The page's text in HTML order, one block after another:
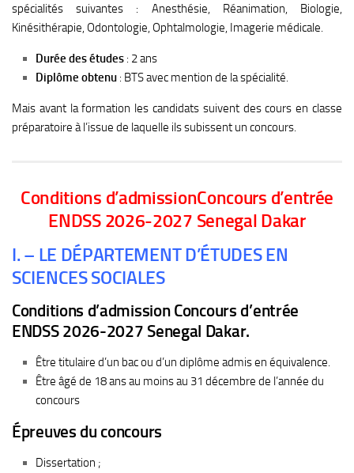
spécialités suivantes : Anesthésie, Réanimation, Biologie,
Kinésithérapie, Odontologie, Ophtalmologie, Imagerie médicale.
Durée des études : 2 ans
Diplôme obtenu : BTS avec mention de la spécialité.
Mais avant la formation les candidats suivent des cours en classe
préparatoire à l’issue de laquelle ils subissent un concours.
Conditions d’admissionConcours d’entrée
ENDSS 2026-2027 Senegal Dakar
I. – LE DÉPARTEMENT D’ÉTUDES EN
SCIENCES SOCIALES
Conditions d’admission Concours d’entrée
ENDSS 2026-2027 Senegal Dakar.
Être titulaire d’un bac ou d’un diplôme admis en équivalence.
Être âgé de 18 ans au moins au 31 décembre de l’année du
concours
Épreuves du concours
Dissertation ;